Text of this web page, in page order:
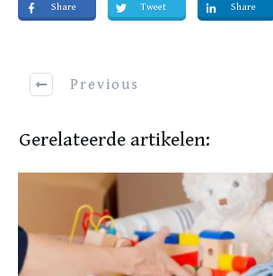
Share Tweet Share
Previous
Gerelateerde artikelen: